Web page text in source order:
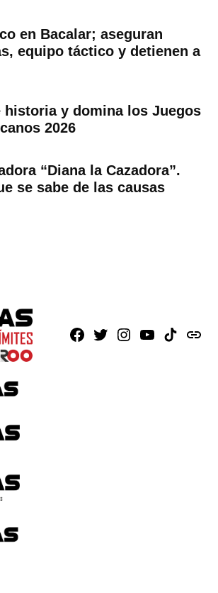
en Bacalar; aseguran
equipo táctico y detienen a
historia y domina los Juegos
2026
“Diana la Cazadora”.
se sabe de las causas
Facebook
X Instagram
YoutubeTikTokissuu